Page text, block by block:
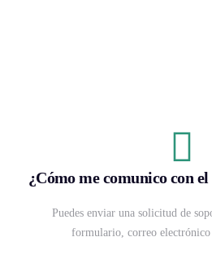
¿Cómo me comunico con
Puedes enviar una solicitud de
formulario, correo